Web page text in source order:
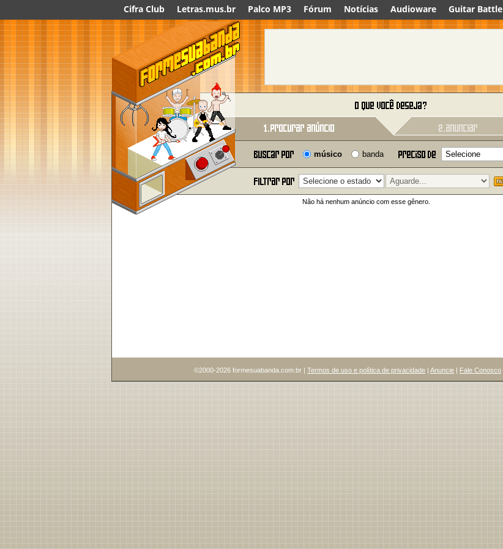
Cifra Club Letras.mus.br Palco MP3 Fórum Notícias Audioware Guitar Battle
músico banda
Não há nenhum anúncio com esse gênero.
©2000-2026 formesuabanda.com.br | Termos de uso e política de privacidade | Anuncie | Fale Conosco